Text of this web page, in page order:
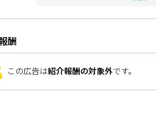
酬
この広告は紹介報酬の対象外です。